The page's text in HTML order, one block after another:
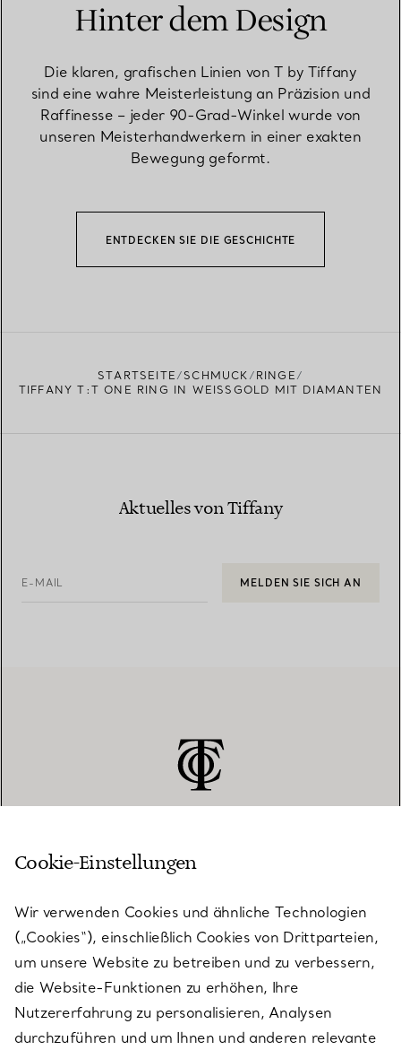
Hinter dem Design
Die klaren, grafischen Linien von T by Tiffany
sind eine wahre Meisterleistung an Präzision und
Raffinesse – jeder 90-Grad-Winkel wurde von
unseren Meisterhandwerkern in einer exakten
Bewegung geformt.
ENTDECKEN SIE DIE GESCHICHTE
STARTSEITE SCHMUCK
RINGE
TIFFANY T:T ONE RING IN WEISSGOLD MIT DIAMANTEN
Aktuelles von Tiffany
E-MAIL MELDEN SIE SICH AN
KUNDENSERVICE
SERVICES
ÜBER TIFFANY & CO.
Cookie-Einstellungen
Wir verwenden Cookies und ähnliche Technologien
(„Cookies“), einschließlich Cookies von Drittparteien,
um unsere Website zu betreiben und zu verbessern,
die Website-Funktionen zu erhöhen, Ihre
Nutzererfahrung zu personalisieren, Analysen
durchzuführen und um Ihnen und anderen relevante